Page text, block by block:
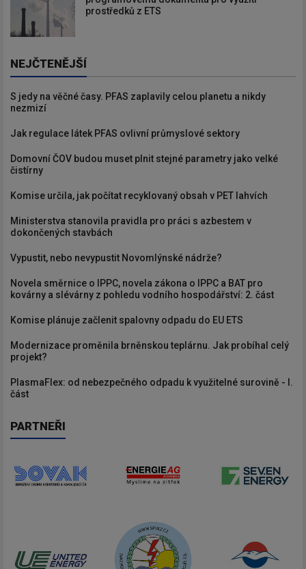
prostředků z ETS
NEJČTENĚJŠÍ
S jedy na věčné časy. PFAS zaplavily celou planetu a nikdy
nezmizí
Jak regulace látek PFAS ovlivní průmyslové sektory
Domovní ČOV budou muset plnit stejné parametry jako velké
čistírny
Komise určila, jak počítat recyklovaný obsah v PET lahvích
Ministerstva stanovila pravidla pro práci s azbestem v
dokončených stavbách
Vypustit, nebo nevypustit Novomlýnské nádrže?
Novela směrnice o IPPC, novela zákona o IPPC a BAT pro
kovárny a slévárny z pohledu vodního hospodářství: 2. část
Komise plánuje začlenit spalovny odpadu do EU ETS
Modernizace proměnila brněnskou teplárnu. Jak probíhal celý
projekt?
PlasmaFlex: od nebezpečného odpadu k využitelné surovině - I.
část
PARTNEŘI